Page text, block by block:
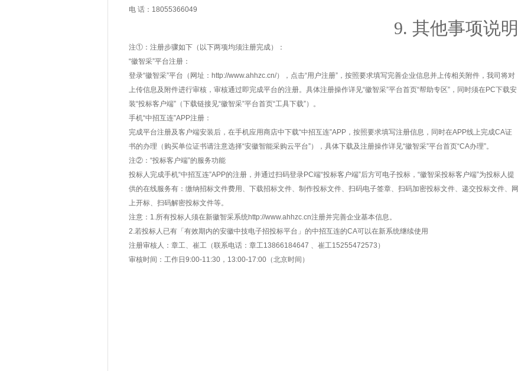
电 话：18055366049
9. 其他事项说明
注①：注册步骤如下（以下两项均须注册完成）：
“徽智采”平台注册：
登录“徽智采”平台（网址：http://www.ahhzc.cn/），点击“用户注册”，按照要求填写完善企业信息并上传相关附件，我司将对
上传信息及附件进行审核，审核通过即完成平台的注册。具体注册操作详见“徽智采”平台首页“帮助专区”，同时须在PC下载安
装“投标客户端”（下载链接见“徽智采”平台首页“工具下载”）。
手机“中招互连”APP注册：
完成平台注册及客户端安装后，在手机应用商店中下载“中招互连”APP，按照要求填写注册信息，同时在APP线上完成CA证
书的办理（购买单位证书请注意选择“安徽智能采购云平台”），具体下载及注册操作详见“徽智采”平台首页“CA办理”。
注②：“投标客户端”的服务功能
投标人完成手机“中招互连”APP的注册，并通过扫码登录PC端“投标客户端”后方可电子投标，“徽智采投标客户端”为投标人提
供的在线服务有：缴纳招标文件费用、下载招标文件、制作投标文件、扫码电子签章、扫码加密投标文件、递交投标文件、网
上开标、扫码解密投标文件等。
注意：1.所有投标人须在新徽智采系统http://www.ahhzc.cn注册并完善企业基本信息。
2.若投标人已有「有效期内的安徽中技电子招投标平台」的中招互连的CA可以在新系统继续使用
注册审核人：章工、崔工（联系电话：章工13866184647 、崔工15255472573）
审核时间：工作日9:00-11:30，13:00-17:00（北京时间）